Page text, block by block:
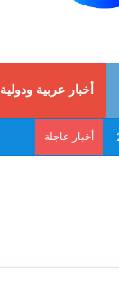
أخبار عربية ودولية
أخبار عاجلة